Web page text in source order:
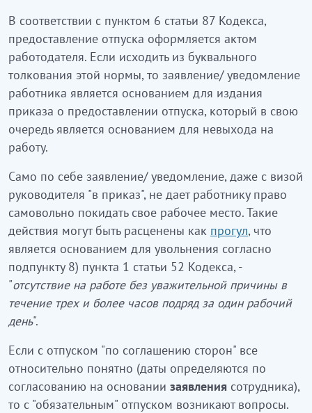
В соответствии с пунктом 6 статьи 87 Кодекса,
предоставление отпуска оформляется актом
работодателя. Если исходить из буквального
толкования этой нормы, то заявление/ уведомление
работника является основанием для издания
приказа о предоставлении отпуска, который в свою
очередь является основанием для невыхода на
работу.
Само по себе заявление/ уведомление, даже с визой
руководителя "в приказ", не дает работнику право
самовольно покидать свое рабочее место. Такие
действия могут быть расценены как прогул, что
является основанием для увольнения согласно
подпункту 8) пункта 1 статьи 52 Кодекса, -
"отсутствие на работе без уважительной причины в
течение трех и более часов подряд за один рабочий
день".
Если с отпуском "по соглашению сторон" все
относительно понятно (даты определяются по
согласованию на основании заявления сотрудника),
то с "обязательным" отпуском возникают вопросы.